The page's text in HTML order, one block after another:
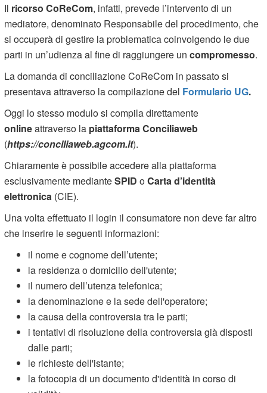
Il ricorso CoReCom, infatti, prevede l’intervento di un
mediatore, denominato Responsabile del procedimento, che
si occuperà di gestire la problematica coinvolgendo le due
parti in un’udienza al fine di raggiungere uncompromesso.
La domanda di conciliazione CoReCom in passato si
presentava attraverso la compilazione del Formulario UG.
Oggi lo stesso modulo si compila direttamente
onlineattraverso la piattaforma Conciliaweb
(https://conciliaweb.agcom.it).
Chiaramente è possibile accedere alla piattaforma
esclusivamente medianteSPID oCarta d’identità
elettronica (CIE).
Una volta effettuato il login il consumatore non deve far altro
che inserire le seguenti informazioni:
il nome e cognome dell’utente;
la residenza o domicilio dell'utente;
il numero dell’utenza telefonica;
la denominazione e la sede dell'operatore;
la causa della controversia tra le parti;
i tentativi di risoluzione della controversia già disposti
dalle parti;
le richieste dell'istante;
la fotocopia di un documento d'identità in corso di